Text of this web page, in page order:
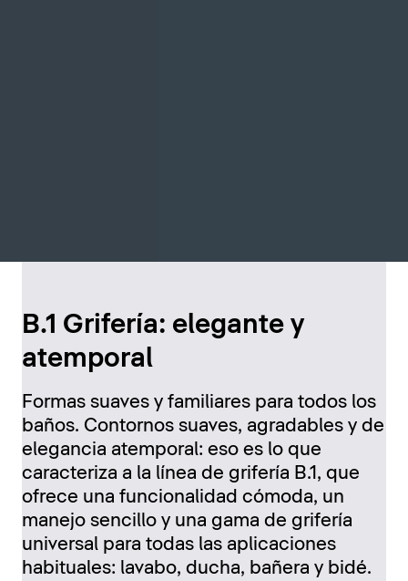
B.1 Grifería: elegante y
atemporal
Formas suaves y familiares para todos los
baños. Contornos suaves, agradables y de
elegancia atemporal: eso es lo que
caracteriza a la línea de grifería B.1, que
ofrece una funcionalidad cómoda, un
manejo sencillo y una gama de grifería
universal para todas las aplicaciones
habituales: lavabo, ducha, bañera y bidé.